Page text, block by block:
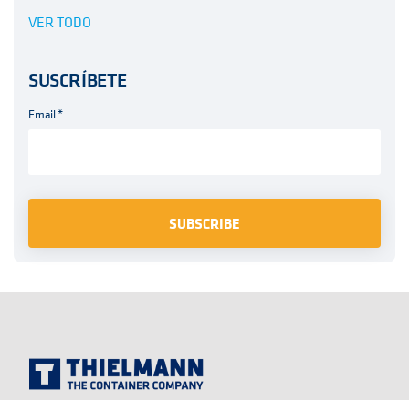
VER TODO
SUSCRÍBETE
Email*